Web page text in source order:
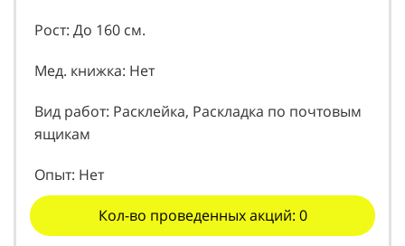
Рост: До 160 см.
Мед. книжка: Нет
Вид работ: Расклейка, Раскладка по почтовым
ящикам
Опыт: Нет
Кол-во проведенных акций: 0